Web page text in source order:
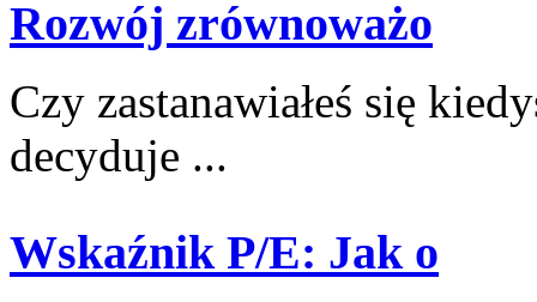
Rozwój zrównoważo
Czy zastanawiałeś się
‍decyduje ...
Wskaźnik P/E: Jak o